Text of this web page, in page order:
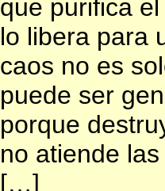
que purifica
lo libera para
caos no es
puede ser
porque
no atiende
[…]